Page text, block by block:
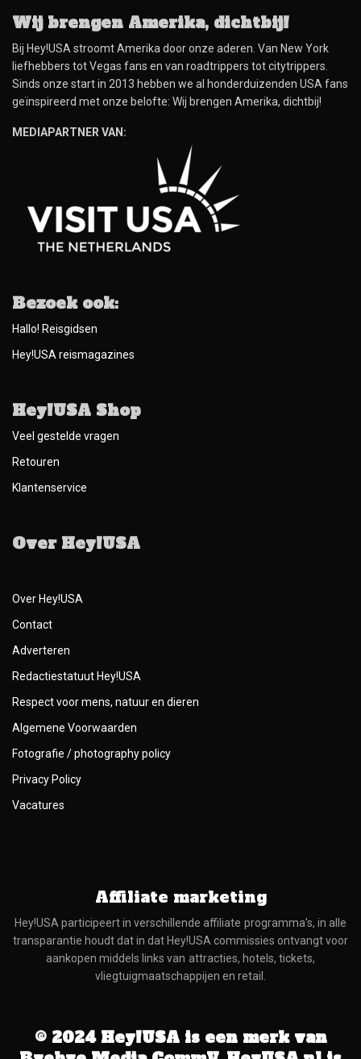
Wij brengen Amerika, dichtbij!
Bij Hey!USA stroomt Amerika door onze aderen. Van New York
liefhebbers tot Vegas fans en van roadtrippers tot citytrippers.
Sinds onze start in 2013 hebben we al honderduizenden USA fans
geïnspireerd met onze belofte: Wij brengen Amerika, dichtbij!
MEDIAPARTNER VAN:
Bezoek ook:
Hallo! Reisgidsen
Hey!USA reismagazines
Hey!USA Shop
Veel gestelde vragen
Retouren
Klantenservice
Over Hey!USA
Over Hey!USA
Contact
Adverteren
Redactiestatuut Hey!USA
Respect voor mens, natuur en dieren
Algemene Voorwaarden
Fotografie / photography policy
Privacy Policy
Vacatures
Affiliate marketing
Hey!USA participeert in verschillende affiliate programma’s, in alle
transparantie houdt dat in dat Hey!USA commissies ontvangt voor
aankopen middels links van attracties, hotels, tickets,
vliegtuigmaatschappijen en retail.
© 2024 Hey!USA is een merk van